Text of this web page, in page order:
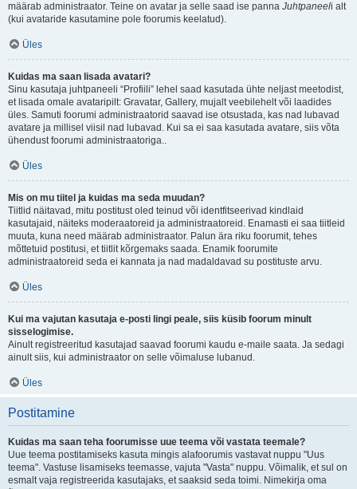
määrab administraator. Teine on avatar ja selle saad ise panna Juhtpaneeli alt
(kui avataride kasutamine pole foorumis keelatud).
Üles
Kuidas ma saan lisada avatari?
Sinu kasutaja juhtpaneeli “Profiili” lehel saad kasutada ühte neljast meetodist,
et lisada omale avataripilt: Gravatar, Gallery, mujalt veebilehelt või laadides
üles. Samuti foorumi administraatorid saavad ise otsustada, kas nad lubavad
avatare ja millisel viisil nad lubavad. Kui sa ei saa kasutada avatare, siis võta
ühendust foorumi administraatoriga..
Üles
Mis on mu tiitel ja kuidas ma seda muudan?
Tiitlid näitavad, mitu postitust oled teinud või identfitseerivad kindlaid
kasutajaid, näiteks moderaatoreid ja administraatoreid. Enamasti ei saa tiitleid
muuta, kuna need määrab administraator. Palun ära riku foorumit, tehes
mõttetuid postitusi, et tiitlit kõrgemaks saada. Enamik foorumite
administraatoreid seda ei kannata ja nad madaldavad su postituste arvu.
Üles
Kui ma vajutan kasutaja e-posti lingi peale, siis küsib foorum minult
sisselogimise.
Ainult registreeritud kasutajad saavad foorumi kaudu e-maile saata. Ja sedagi
ainult siis, kui administraator on selle võimaluse lubanud.
Üles
Postitamine
Kuidas ma saan teha foorumisse uue teema või vastata teemale?
Uue teema postitamiseks kasuta mingis alafoorumis vastavat nuppu "Uus
teema". Vastuse lisamiseks teemasse, vajuta "Vasta" nuppu. Võimalik, et sul on
esmalt vaja registreerida kasutajaks, et saaksid seda toimi. Nimekirja oma